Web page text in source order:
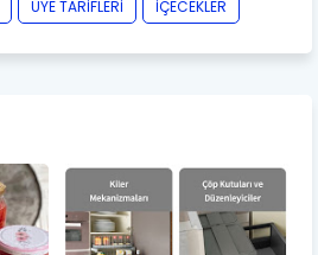
ÜYE TARİFLERİ İÇECEKLER